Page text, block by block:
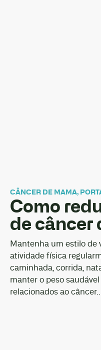
CÂNCER DE MAMA,
Como
de câncer
Mantenha um estilo de
atividade física
caminhada, corrida,
manter o peso
relacionados ao